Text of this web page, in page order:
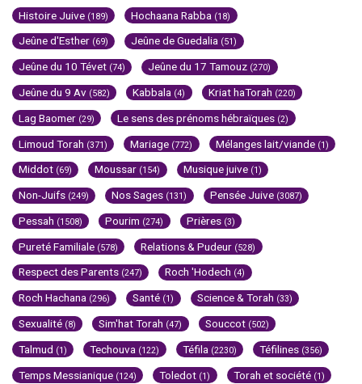
Histoire Juive (189) Hochaana Rabba (18)
Jeûne d'Esther (69) Jeûne de Guedalia (51)
Jeûne du 10 Tévet (74) Jeûne du 17 Tamouz (270)
Jeûne du 9 Av (582) Kabbala (4) Kriat haTorah (220)
Lag Baomer (29) Le sens des prénoms hébraïques (2)
Limoud Torah (371) Mariage (772) Mélanges lait/viande (1)
Middot (69) Moussar (154) Musique juive (1)
Non-Juifs (249) Nos Sages (131) Pensée Juive (3087)
Pessah (1508) Pourim (274) Prières (3)
Pureté Familiale (578) Relations & Pudeur (528)
Respect des Parents (247) Roch 'Hodech (4)
Roch Hachana (296) Santé (1) Science & Torah (33)
Sexualité (8) Sim'hat Torah (47) Souccot (502)
Talmud (1) Techouva (122) Téfila (2230) Téfilines (356)
Temps Messianique (124) Toledot (1) Torah et société (1)